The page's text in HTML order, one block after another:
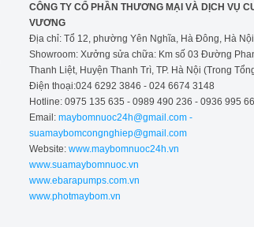
CÔNG TY CỔ PHẦN THƯƠNG MẠI VÀ DỊCH VỤ
VƯƠNG
Địa chỉ: Tổ 12, phường Yên Nghĩa, Hà Đông, Hà Nội
Showroom: Xưởng sửa chữa: Km số 03 Đường
Thanh Liệt, Huyện Thanh Trì, TP. Hà Nội (Trong
Điện thoại:024 6292 3846 - 024 6674 3148
Hotline: 0975 135 635 - 0989 490 236 - 0936 995
Email: maybomnuoc24h@gmail.com -
suamaybomcongnghiep@gmail.com
Website:www.maybomnuoc24h.vn
www.suamaybomnuoc.vn
www.ebarapumps.com.vn
www.photmaybom.vn